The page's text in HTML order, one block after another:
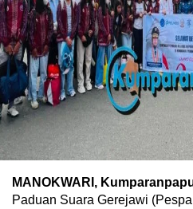
MANOKWARI,
Paduan Suara Gerejawi